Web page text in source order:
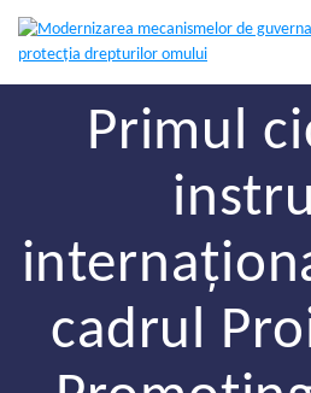
Primul
cadrul